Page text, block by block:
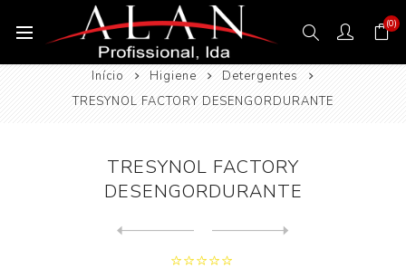
(0)
Início Higiene
Detergentes
TRESYNOL FACTORY DESENGORDURANTE
TRESYNOL FACTORY
DESENGORDURANTE